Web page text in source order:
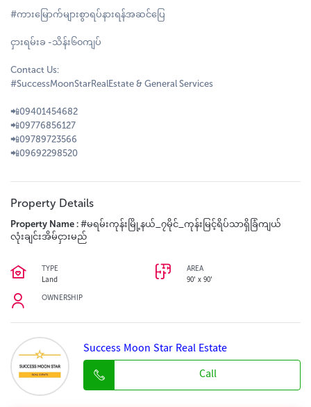
#ကားမြောက်များစွာရပ်နားရန်အဆင်ပြေ
ငှားရမ်းခ -သိန်း၆၀ကျပ်
Contact Us:
#SuccessMoonStarRealEstate & General Services
📲09401454682
📲09776856127
📲09789723566
📲09692298520
Property Details
Property Name : #မရမ်းကုန်းမြို့နယ်_၇မိုင်_ကုန်းမြင့်ရိပ်သာရှိခြံကျယ်
လုံးချင်းအိမ်ငှားမည်
TYPE
Land
AREA
90' x 90'
OWNERSHIP
Success Moon Star Real Estate
Call